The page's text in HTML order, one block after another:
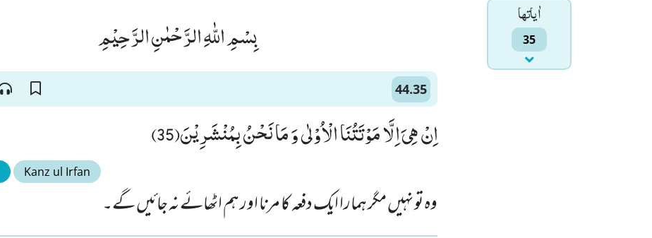
اٰياتها
35 بِسْمِ اللّٰهِ الرَّحْمٰنِ الرَّحِیْمِ
44.35
اِنْ هِیَ اِلَّا مَوْتَتُنَا الْاُوْلٰى وَ مَا نَحْنُ بِمُنْشَرِیْنَ(35)
Kanz ul Irfan
وہ تو نہیں مگر ہمارا ایک دفعہ کا مرنا اور ہم اٹھائے نہ جائیں گے۔